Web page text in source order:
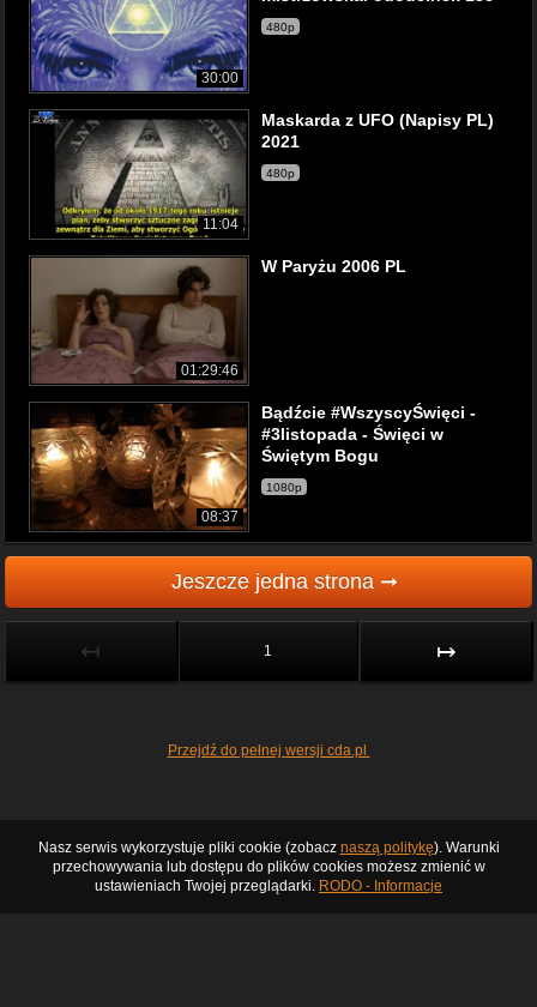
30:00
480p
11:04
Maskarda z UFO (Napisy PL)
2021
480p
01:29:46
W Paryżu 2006 PL
08:37
Bądźcie #WszyscyŚwięci -
#3listopada - Święci w
Świętym Bogu
1080p
Jeszcze jedna strona ➞
↤ 1 ↦
Przejdź do pełnej wersji cda.pl
Nasz serwis wykorzystuje pliki cookie (zobacz naszą politykę). Warunki
przechowywania lub dostępu do plików cookies możesz zmienić w
ustawieniach Twojej przeglądarki. RODO - Informacje